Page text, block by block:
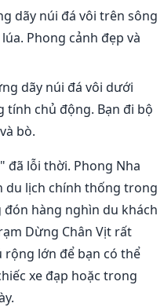
dãy núi đá vôi trên sông
Phong cảnh đẹp và
dãy núi đá vôi dưới
tính chủ động. Bạn đi bộ
bò.
đã lỗi thời. Phong Nha
du lịch chính thống trong
hàng nghìn du khách
Dừng Chân Vịt rất
lớn để bạn có thể
xe đạp hoặc trong